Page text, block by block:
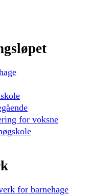
for voksne
for barnehage